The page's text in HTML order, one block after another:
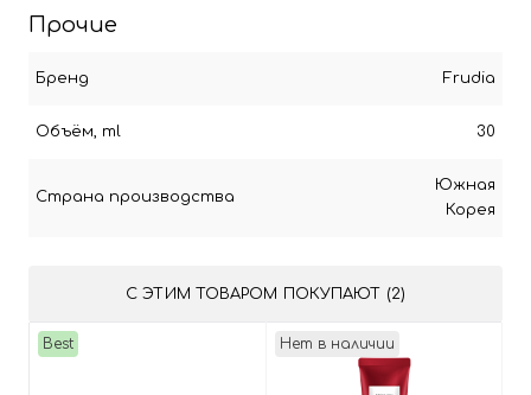
Прочие
Бренд Frudia
Объём, ml 30
Страна производства
Южная
Корея
С ЭТИМ ТОВАРОМ ПОКУПАЮТ (2)
Best Нет в наличии